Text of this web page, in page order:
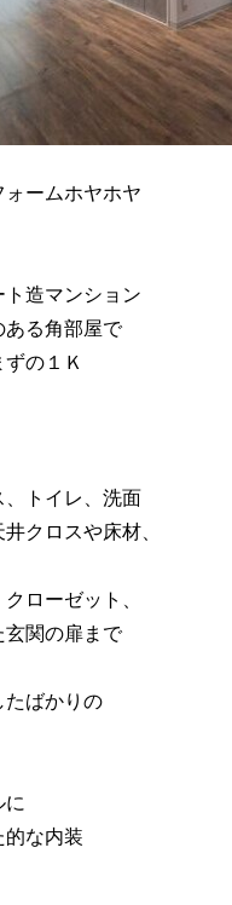
ームホヤホヤ
造マンション
ある角部屋で
の１Ｋ
トイレ、洗面
クロスや床材、
ローゼット、
玄関の扉まで
たばかりの
に
的な内装